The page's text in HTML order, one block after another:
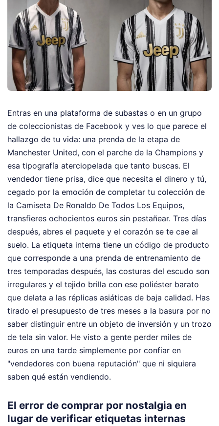
Entras en una plataforma de subastas o en un grupo
de coleccionistas de Facebook y ves lo que parece el
hallazgo de tu vida: una prenda de la etapa de
Manchester United, con el parche de la Champions y
esa tipografía aterciopelada que tanto buscas. El
vendedor tiene prisa, dice que necesita el dinero y tú,
cegado por la emoción de completar tu colección de
la Camiseta De Ronaldo De Todos Los Equipos,
transfieres ochocientos euros sin pestañear. Tres días
después, abres el paquete y el corazón se te cae al
suelo. La etiqueta interna tiene un código de producto
que corresponde a una prenda de entrenamiento de
tres temporadas después, las costuras del escudo son
irregulares y el tejido brilla con ese poliéster barato
que delata a las réplicas asiáticas de baja calidad. Has
tirado el presupuesto de tres meses a la basura por no
saber distinguir entre un objeto de inversión y un trozo
de tela sin valor. He visto a gente perder miles de
euros en una tarde simplemente por confiar en
"vendedores con buena reputación" que ni siquiera
saben qué están vendiendo.
El error de comprar por nostalgia en
lugar de verificar etiquetas internas